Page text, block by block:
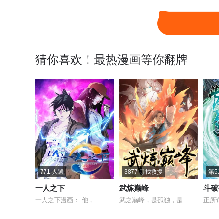
第446回 父亲
第433回 出关 第430回 虚无吞炎 第
第426回 妖圣 第425回 魂魔 第
第421回 强劲的异火 第420回 妖火真身 第
第416回 药族的挑战 第415回 妖火的荒漠 第
第411回 灵魂旅程 第410回 怨灵 第
猜你喜欢！最热漫画等你翻牌
771 人選
一人之下
一人之下漫画： 他，...
3877 寻找救援
武炼巅峰
武之巅峰，是孤独，是...
第
斗
正所